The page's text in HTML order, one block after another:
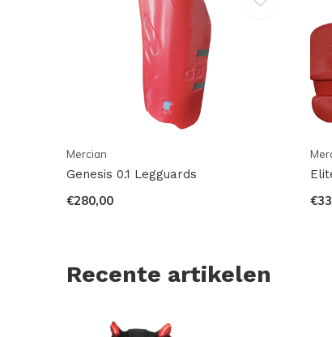
Mercian
Genesis 0.1 Legguards
€280,00
Recente artikelen